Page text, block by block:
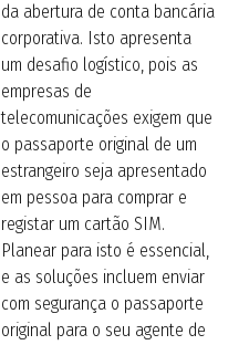
da abertura de conta bancária
corporativa. Isto apresenta
um desafio logístico, pois as
empresas de
telecomunicações exigem que
o passaporte original de um
estrangeiro seja apresentado
em pessoa para comprar e
registar um cartão SIM.
Planear para isto é essencial,
e as soluções incluem enviar
com segurança o passaporte
original para o seu agente de